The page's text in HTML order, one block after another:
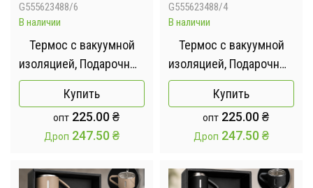
G555623488/6
В наличии
Термос с вакуумной
изоляцией, Подарочный
набор с 3 чашкам 500
мл Зеленый
Купить
опт 225.00₴
Дроп 247.50₴
G555623488/4
В наличии
Термос с вакуумной
изоляцией, Подарочный
набор с 3 чашкам 500
мл Зеленый
Купить
опт 225.00₴
Дроп 247.50₴